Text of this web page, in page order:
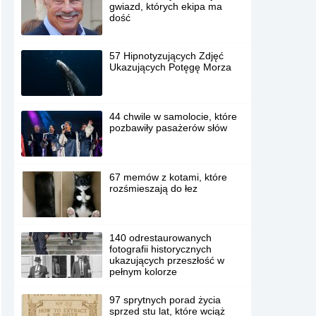
gwiazd, których ekipa ma
dość
57 Hipnotyzujących Zdjęć
Ukazujących Potęgę Morza
44 chwile w samolocie, które
pozbawiły pasażerów słów
67 memów z kotami, które
rozśmieszają do łez
140 odrestaurowanych
fotografii historycznych
ukazujących przeszłość w
pełnym kolorze
97 sprytnych porad życia
sprzed stu lat, które wciąż